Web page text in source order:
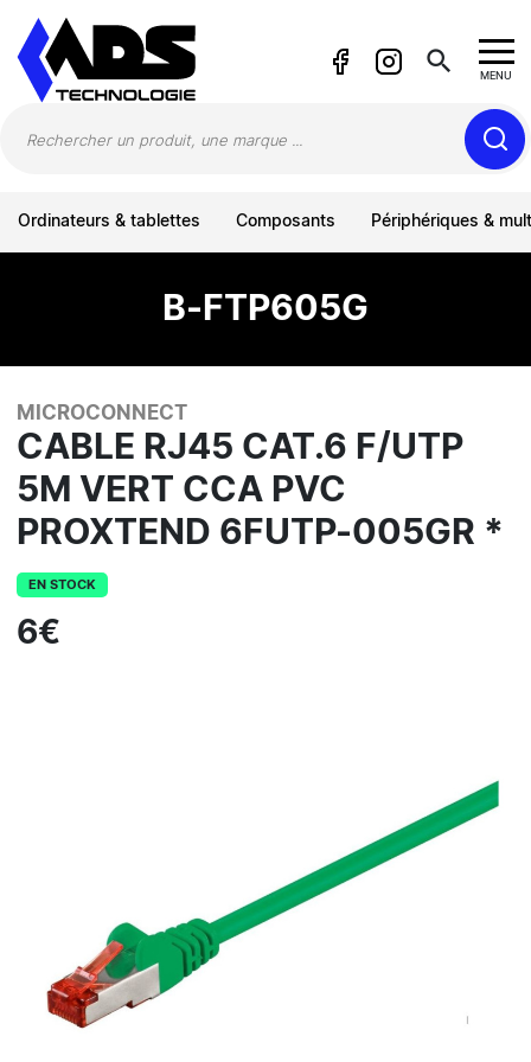
search MENU
Ordinateurs & tablettes Composants Périphériques &
B-FTP605G
MICROCONNECT
CABLE RJ45 CAT.6 F/UTP
5M VERT CCA PVC
PROXTEND 6FUTP-005GR *
EN STOCK
6€